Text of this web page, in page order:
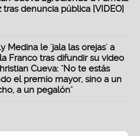
tras denuncia pública [VIDEO]
Medina le 'jala las orejas' a
Franco tras difundir su video
Cueva: "No te estás
el premio mayor, sino a un
a un pegalón"